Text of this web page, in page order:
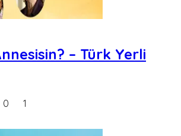
– Türk Yerli
0 1